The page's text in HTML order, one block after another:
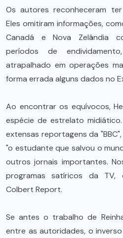
Os autores reconheceram
Eles omitiram informações,
Canadá e Nova Zelândia
períodos de
atrapalhado em operações
forma errada alguns dados no
Ao encontrar os equívocos,
espécie de estrelato
extensas reportagens da
"o estudante que salvou o
outros jornais importantes.
programas satíricos da TV,
Colbert Report.
Se antes o trabalho de
entre as autoridades, o